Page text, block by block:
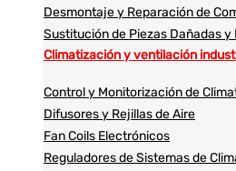
Desmontaje y Reparación de
Sustitución de Piezas Dañadas
Climatización y ventilación
Control y Monitorización de
Difusores y Rejillas de Aire
Fan Coils Electrónicos
Reguladores de Sistemas de